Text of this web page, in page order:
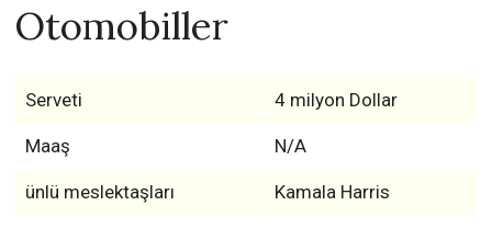
Otomobiller
Serveti 4 milyon Dollar
Maaş N/A
ünlü meslektaşları Kamala Harris